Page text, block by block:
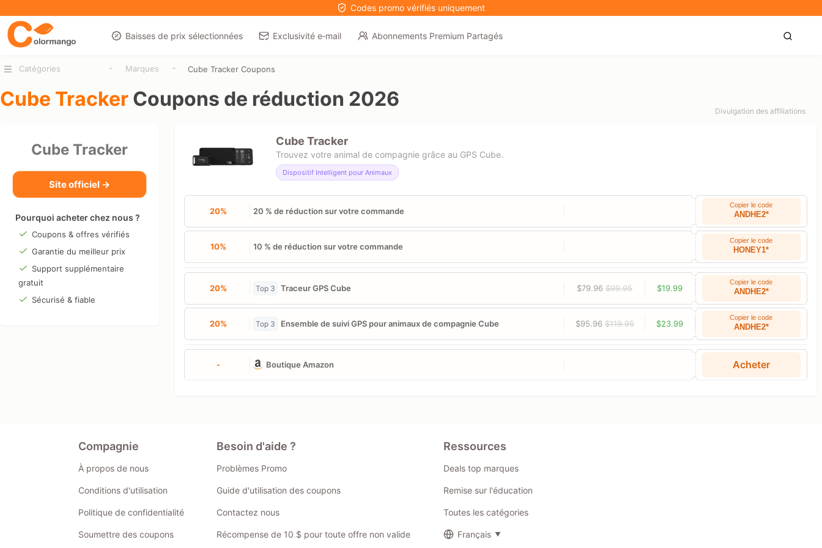
Codes promo vérifiés uniquement
Baisses de prix sélectionnées Exclusivité e‑mail Abonnements Premium Partagés
Catégories - Marques - Cube Tracker Coupons
Cube Tracker Coupons de réduction 2026
Divulgation des affiliations
Cube Tracker
Site officiel →
Pourquoi acheter chez nous ?
Coupons & offres vérifiés
Garantie du meilleur prix
Support supplémentaire
gratuit
Sécurisé & fiable
Cube Tracker
Trouvez votre animal de compagnie grâce au GPS Cube.
Dispositif Intelligent pour Animaux
20% 20 % de réduction sur votre commande
Copier le code
ANDHE2*
10% 10 % de réduction sur votre commande
Copier le code
HONEY1*
20% Top 3 Traceur GPS Cube $79.96$99.95 $19.99
Copier le code
ANDHE2*
20% Top 3 Ensemble de suivi GPS pour animaux de compagnie Cube $95.96 $119.95 $23.99
Copier le code
ANDHE2*
- Boutique Amazon Acheter
Compagnie
À propos de nous
Conditions d'utilisation
Politique de confidentialité
Soumettre des coupons
Besoin d'aide ?
Problèmes Promo
Guide d'utilisation des coupons
Contactez nous
Récompense de 10 $ pour toute offre non valide
Ressources
Deals top marques
Remise sur l'éducation
Toutes les catégories
Français